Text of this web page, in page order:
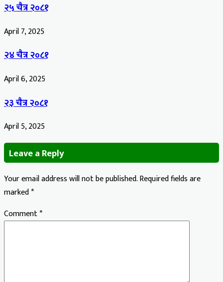
२५ चैत्र २०८१
April 7, 2025
२४ चैत्र २०८१
April 6, 2025
२३ चैत्र २०८१
April 5, 2025
Leave a Reply
Your email address will not be published.Required fields are
marked*
Comment*